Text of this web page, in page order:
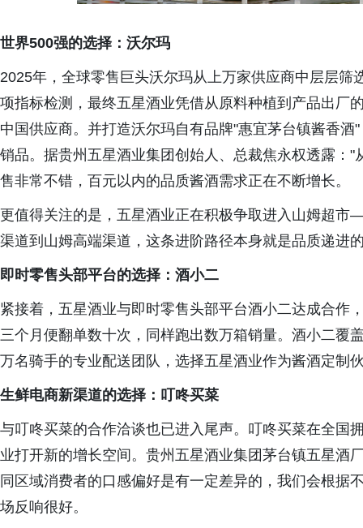
世界500强的选择：沃尔玛
2025年，全球零售巨头沃尔玛从上万家供应商中层层
项指标检测，最终五星酒业凭借从原料种植到产品出厂
中国供应商。并打造沃尔玛自有品牌"惠宜茅台镇酱香
销品。据贵州五星酒业集团创始人、总裁焦永权透露：
售非常不错，百元以内的品质酱酒需求正在不断增长。
更值得关注的是，五星酒业正在积极争取进入山姆超
渠道到山姆高端渠道，这条进阶路径本身就是品质递进
即时零售头部平台的选择：酒小二
紧接着，五星酒业与即时零售头部平台酒小二达成合作
三个月便翻单数十次，同样跑出数万箱销量。酒小二覆
万名骑手的专业配送团队，选择五星酒业作为酱酒定制
生鲜电商新渠道的选择：叮咚买菜
与叮咚买菜的合作洽谈也已进入尾声。叮咚买菜在全国
业打开新的增长空间。贵州五星酒业集团茅台镇五星酒
同区域消费者的口感偏好是有一定差异的，我们会根据
场反响很好。